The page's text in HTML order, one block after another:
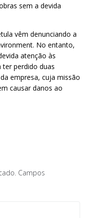
sem a devida
vêm denunciando a
No entanto,
atenção às
ter perdido duas
empresa, cuja missão
causar danos ao
Campos